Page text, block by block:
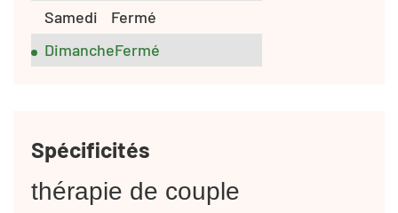
Samedi
Fermé
DimancheFermé
Spécificités
thérapie de couple